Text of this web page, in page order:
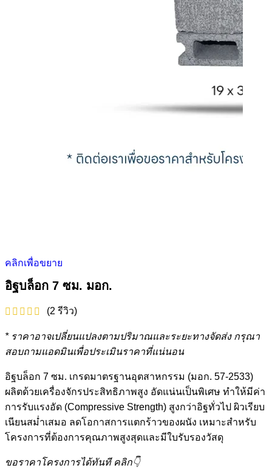
คลิกเพื่อขยาย
อิฐบล็อก 7 ซม. มอก.
(2 รีวิว)
* ราคาอาจเปลี่ยนแปลงตามปริมาณและระยะทางจัดส่ง กรุณา
สอบถามแอดมินเพื่อประเมินราคาที่แน่นอน
อิฐบล็อก 7 ซม. เกรดมาตรฐานอุตสาหกรรม (มอก. 57-2533)
ผลิตด้วยเครื่องจักรประสิทธิภาพสูง อัดแน่นเป็นพิเศษ ทำให้มีค่า
การรับแรงอัด (Compressive Strength) สูงกว่าอิฐทั่วไป ผิวเรียบ
เนียนสม่ำเสมอ ลดโอกาสการแตกร้าวของผนัง เหมาะสำหรับ
โครงการที่ต้องการคุณภาพสูงสุดและมีใบรับรองวัสดุ
ขอราคาโครงการได้ทันที คลิก👇